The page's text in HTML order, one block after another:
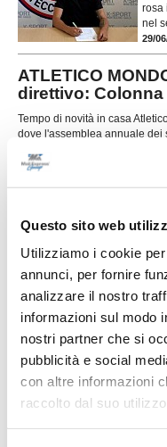
Questo sito web
Utilizziamo i cookie
annunci, per fornire
analizzare il nostro
informazioni sul modo
nostri partner che si
pubblicità e social
con altre informazioni
raccolto dal suo
rosa
nel
29/
ATLETICO
direttivo:
Tempo di novità in casa
dove l'assemblea annuale dei
Promozione. Dopo undici anni a
allenatore
Il
la
26/
Vai all'edizione